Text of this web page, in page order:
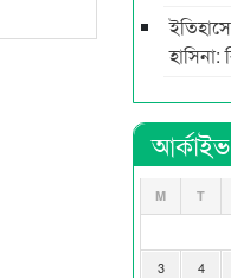
হাসিনা:
আর্কাইভ
M T
3
4